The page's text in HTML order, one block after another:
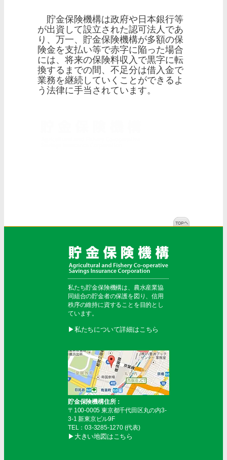
貯金保険機構は政府や日本銀行等
が出資して設立された認可法人であ
り、万一、貯金保険機構が多額の保
険金を支払い等で赤字に陥った場合
には、将来の保険料収入で黒字に転
換するまでの間、不足分は借入金で
業務を継続していくことができるよ
う法律に手当されています。
私たち貯金保険機構は、農水産業協
同組合の貯金者の保護を図り、信用
秩序の維持に資することを目的とし
ています。
▶︎私たちについて詳細はこちら
貯金保険機構住所：
〒100-0005 東京都千代田区丸の内3-
3-1 新東京ビル9F
TEL：03-3285-1270 (代表)
▶︎大きい地図はこちら